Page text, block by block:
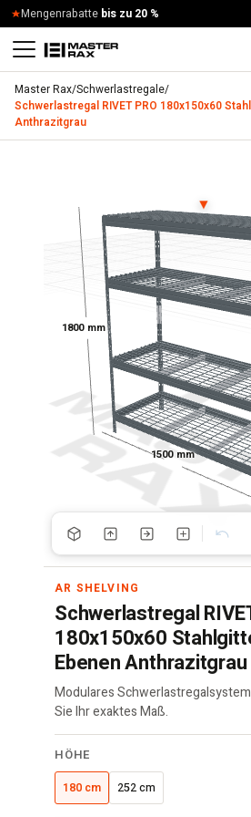
Zum Inhalt springen
Mengenrabatte bis zu 20 %
Master Rax/Schwerlastregale/
Schwerlastregal RIVET PRO 180x150x60
Anthrazitgrau
1800 mm
1500 mm
▼
AR SHELVING
Schwerlastregal
180x150x60
Ebenen Anthrazitgrau
Modulares
Sie Ihr exaktes Maß.
RIVET
Regal
HÖHE
180 cm 252 cm